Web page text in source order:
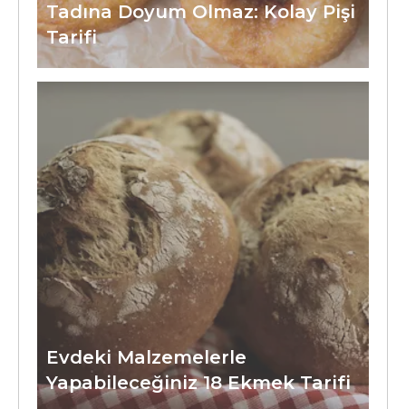
Tadına Doyum Olmaz: Kolay Pişi
Tarifi
Evdeki Malzemelerle
Yapabileceğiniz 18 Ekmek Tarifi